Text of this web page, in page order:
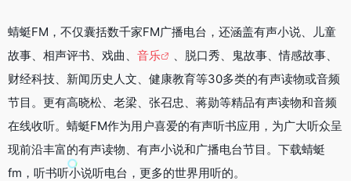
蜻蜓FM，不仅囊括数千家FM广播电台，还涵盖有声小说、儿童
故事、相声评书、戏曲、 音乐
、脱口秀、鬼故事、情感故事、
财经科技、新闻历史人文、健康教育等30多类的有声读物或音频
节目。更有高晓松、老梁、张召忠、蒋勋等精品有声读物和音频
在线收听。蜻蜓FM作为用户喜爱的有声听书应用，为广大听众呈
现前沿丰富的有声读物、有声小说和广播电台节目。下载蜻蜓
fm，听书听小说听电台，更多的世界用听的。